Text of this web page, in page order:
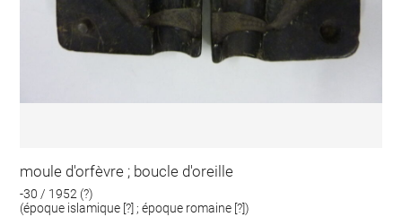
moule d'orfèvre ; boucle d'oreille
-30 / 1952 (?)
(époque islamique [?] ; époque romaine [?])